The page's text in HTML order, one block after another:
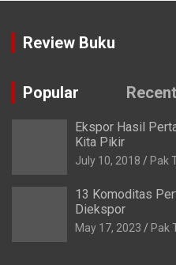
Review Buku
Popular Recent
Ekspor Hasil
Kita Pikir
July 10, 2018 Pak
13 Komoditas
Diekspor
May 17, 2023 Pak